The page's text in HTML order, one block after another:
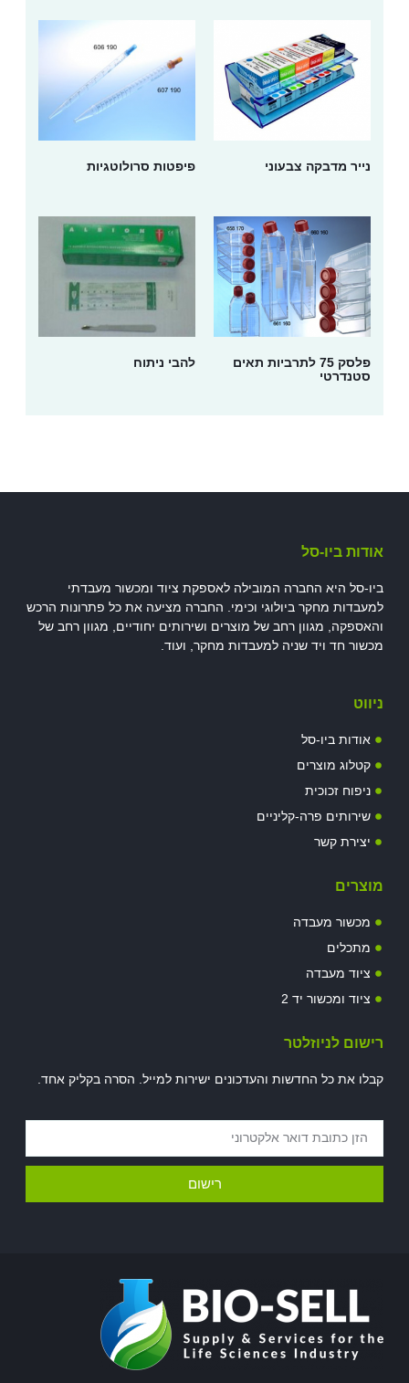
נייר מדבקה צבעוני פיפטות סרולוטגיות
פלסק 75 לתרביות תאים
סטנדרטי
להבי ניתוח
אודות ביו-סל
ביו-סל היא החברה המובילה לאספקת ציוד ומכשור מעבדתי
למעבדות מחקר ביולוגי וכימי. החברה מציעה את כל פתרונות הרכש
והאספקה, מגוון רחב של מוצרים ושירותים יחודיים, מגוון רחב של
מכשור חד ויד שניה למעבדות מחקר, ועוד.
ניווט
אודות ביו-סל
קטלוג מוצרים
ניפוח זכוכית
שירותים פרה-קליניים
יצירת קשר
מוצרים
מכשור מעבדה
מתכלים
ציוד מעבדה
ציוד ומכשור יד 2
רישום לניוזלטר
קבלו את כל החדשות והעדכונים ישירות למייל. הסרה בקליק אחד.
רישום